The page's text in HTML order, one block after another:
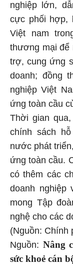
nghiệp lớn,
cực phối hợp,
Việt nam
thương mại để
trợ, cung ứng
doanh; đồng
nghiệp Việt
ứng toàn cầu
Thời gian
chính sách
nước phát
ứng toàn cầu.
có thêm các
doanh nghiệp
mong Tập
nghệ cho các
(Nguồn: Chính
Nguồn: Nâng
sức khoẻ cán